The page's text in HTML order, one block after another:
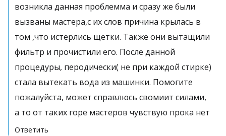
возникла данная проблемма и сразу же были
вызваны мастера,с их слов причина крылась в
том ,что истерлись щетки. Также они вытащили
фильтр и прочистили его. После данной
процедуры, перодически( не при каждой стирке)
стала вытекать вода из машинки. Помогите
пожалуйста, может справлюсь свомиит силами,
а то от таких горе мастеров чувствую прока нет
Ответить